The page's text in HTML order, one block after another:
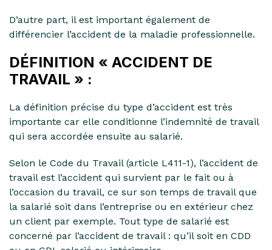
D’autre part, il est important également de
différencier l’accident de la maladie professionnelle.
DÉFINITION « ACCIDENT DE
TRAVAIL » :
La définition précise du type d’accident est très
importante car elle conditionne l’indemnité de travail
qui sera accordée ensuite au salarié.
Selon le Code du Travail (article L411-1), l’accident de
travail est l’accident qui survient par le fait ou à
l’occasion du travail, ce sur son temps de travail que
la salarié soit dans l’entreprise ou en extérieur chez
un client par exemple. Tout type de salarié est
concerné par l’accident de travail : qu’il soit en CDD